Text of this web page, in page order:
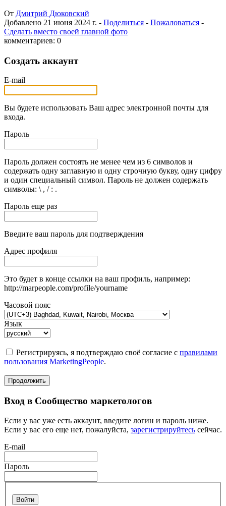
От Дмитрий Дюковский
Добавлено 21 июня 2024 г. - Поделиться - Пожаловаться -
Сделать вместо своей главной фото
комментариев: 0
Создать аккаунт
E-mail
Вы будете использовать Ваш адрес электронной почты для
входа.
Пароль
Пароль должен состоять не менее чем из 6 символов и
содержать одну заглавную и одну строчную букву, одну цифру
и один специальный символ. Пароль не должен содержать
символы: \ , / : .
Пароль еще раз
Введите ваш пароль для подтверждения
Адрес профиля
Это будет в конце ссылки на ваш профиль, например:
http://marpeople.com/profile/yourname
Часовой пояс
Язык
Регистрируясь, я подтверждаю своё согласие с правилами
пользования MarketingPeople.
Продолжить
Вход в Сообщество маркетологов
Если у вас уже есть аккаунт, введите логин и пароль ниже.
Если у вас его еще нет, пожалуйста, зарегистрируйтесь сейчас.
E-mail
Пароль
Войти